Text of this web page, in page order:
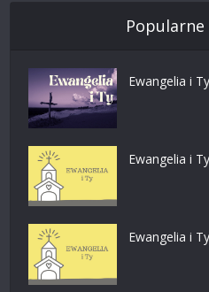
Popularne
Ewangelia i
Ewangelia i
Ewangelia i